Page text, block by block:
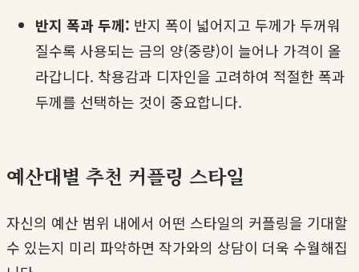
반지 폭과 두께: 반지 폭이 넓어지고 두께가 두꺼워
질수록 사용되는 금의 양(중량)이 늘어나 가격이 올
라갑니다. 착용감과 디자인을 고려하여 적절한 폭과
두께를 선택하는 것이 중요합니다.
예산대별 추천 커플링 스타일
자신의 예산 범위 내에서 어떤 스타일의 커플링을 기대할
수 있는지 미리 파악하면 작가와의 상담이 더욱 수월해집